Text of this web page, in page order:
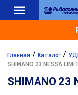
Главная / Каталог /
SHIMANO 23 NESSA
SHIMANO 23